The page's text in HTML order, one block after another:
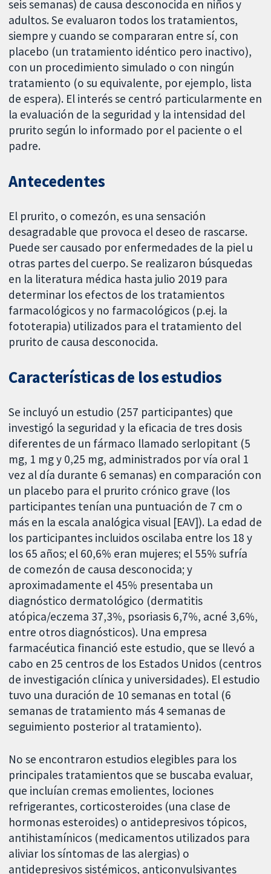
seis semanas) de causa desconocida en niños y
adultos. Se evaluaron todos los tratamientos,
siempre y cuando se compararan entre sí, con
placebo (un tratamiento idéntico pero inactivo),
con un procedimiento simulado o con ningún
tratamiento (o su equivalente, por ejemplo, lista
de espera). El interés se centró particularmente en
la evaluación de la seguridad y la intensidad del
prurito según lo informado por el paciente o el
padre.
Antecedentes
El prurito, o comezón, es una sensación
desagradable que provoca el deseo de rascarse.
Puede ser causado por enfermedades de la piel u
otras partes del cuerpo. Se realizaron búsquedas
en la literatura médica hasta julio 2019 para
determinar los efectos de los tratamientos
farmacológicos y no farmacológicos (p.ej. la
fototerapia) utilizados para el tratamiento del
prurito de causa desconocida.
Características de los estudios
Se incluyó un estudio (257 participantes) que
investigó la seguridad y la eficacia de tres dosis
diferentes de un fármaco llamado serlopitant (5
mg, 1 mg y 0,25 mg, administrados por vía oral 1
vez al día durante 6 semanas) en comparación con
un placebo para el prurito crónico grave (los
participantes tenían una puntuación de 7 cm o
más en la escala analógica visual [EAV]). La edad de
los participantes incluidos oscilaba entre los 18 y
los 65 años; el 60,6% eran mujeres; el 55% sufría
de comezón de causa desconocida; y
aproximadamente el 45% presentaba un
diagnóstico dermatológico (dermatitis
atópica/eczema 37,3%, psoriasis 6,7%, acné 3,6%,
entre otros diagnósticos). Una empresa
farmacéutica financió este estudio, que se llevó a
cabo en 25 centros de los Estados Unidos (centros
de investigación clínica y universidades). El estudio
tuvo una duración de 10 semanas en total (6
semanas de tratamiento más 4 semanas de
seguimiento posterior al tratamiento).
No se encontraron estudios elegibles para los
principales tratamientos que se buscaba evaluar,
que incluían cremas emolientes, lociones
refrigerantes, corticosteroides (una clase de
hormonas esteroides) o antidepresivos tópicos,
antihistamínicos (medicamentos utilizados para
aliviar los síntomas de las alergias) o
antidepresivos sistémicos, anticonvulsivantes